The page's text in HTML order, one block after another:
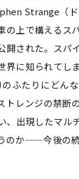
Strange（ド
の上で構えるス
開された。スパ
界に知られてし
ふたりにどん
レンジの禁断
、出現したマル
のか——今後の